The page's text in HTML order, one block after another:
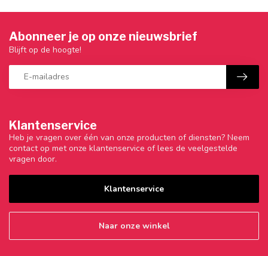
Klantenservice
Heb je vragen over één van onze producten of diensten? Neem
contact op met onze klantenservice of lees de veelgestelde
vragen door.
Klantenservice
Naar onze winkel
Abonneer je op onze nieuwsbrief
Blijft op de hoogte!